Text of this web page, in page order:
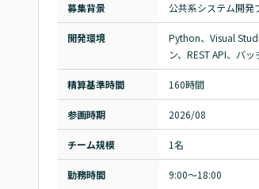
募集背景 公共系システム開発
開発環境
Python、Visual
ン、REST API、バ
精算基準時間 160時間
参画時期 2026/08
チーム規模 1名
勤務時間 9:00～18:00